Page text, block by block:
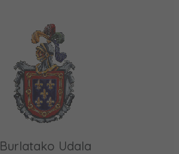
Burlatako Udala